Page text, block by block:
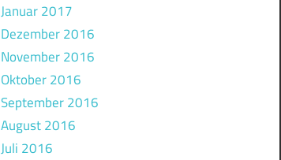
Januar 2017
Dezember 2016
November 2016
Oktober 2016
September 2016
August 2016
Juli 2016